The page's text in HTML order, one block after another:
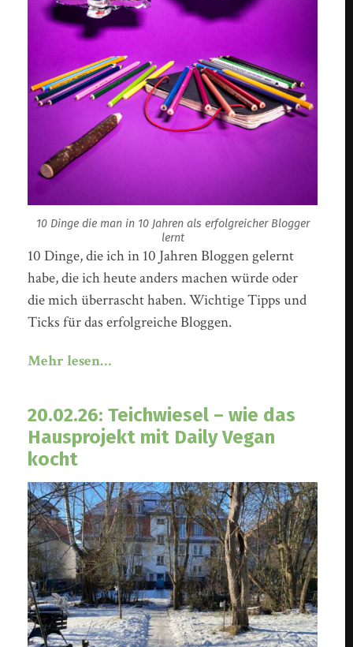
10 Dinge die man in 10 Jahren als erfolgreicher Blogger
lernt
10 Dinge, die ich in 10 Jahren Bloggen gelernt
habe, die ich heute anders machen würde oder
die mich überrascht haben. Wichtige Tipps und
Ticks für das erfolgreiche Bloggen.
Mehr lesen…
20.02.26: Teichwiesel – wie das
Hausprojekt mit Daily Vegan
kocht